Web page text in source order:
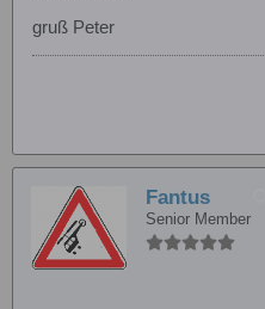
gruß Peter
Fantus
Senior Member